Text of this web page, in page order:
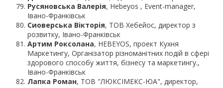
Русяновська Валерія, Hebeyos , Event-manager,
Івано-Франківськ
Сиоверська Вікторія, ТОВ Хебейос, директор з
розвитку, Івано-Франківськ
Артим Роксолана, HEBEYOS, проект Кухня
Маркетингу, Організатор різноманітних подій в сфері
здорового способу життя, бізнесу та маркетингу.,
Івано-Франківськ
Лапка Роман, ТОВ "ЛЮКСІМЕКС-ЮА", директор,